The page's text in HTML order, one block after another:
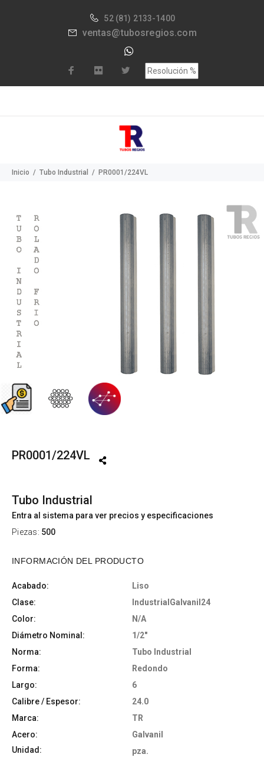
52 (81) 2133-1400
ventas@tubosregios.com
Inicio Tubo Industrial PR0001/224VL
PR0001/224VL
Tubo Industrial
Entra al sistema para ver precios y especificaciones
Piezas: 500
INFORMACIÓN DEL PRODUCTO
Acabado:
Liso
Clase:
IndustrialGalvanil24
Color:
N/A
Diámetro Nominal:
1/2"
Norma:
Tubo Industrial
Forma:
Redondo
Largo:
6
Calibre / Espesor:
24.0
Marca:
TR
Acero:
Galvanil
Unidad:
pza.